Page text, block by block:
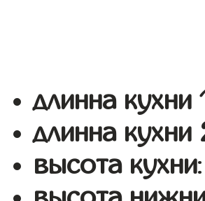
длинна кухни
длинна кухни
высота кухни